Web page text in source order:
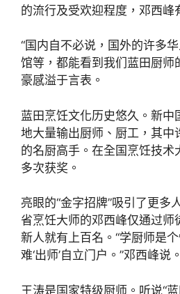
的流行及受欢迎程度，邓西峰
“国内自不必说，国外的许多
馆等，都能看到我们蓝田厨师
豪感溢于言表。
蓝田烹饪文化历史悠久。新中
地大量输出厨师、厨工，其中
的名厨高手。在全国烹饪技术
多次获奖。
亮眼的“金字招牌”吸引了更多
省烹饪大师的邓西峰仅通过师
新人就有上百名。“学厨师是
难‘出师’自立门户。”邓西峰说。
王涛是国家特级厨师。听说“